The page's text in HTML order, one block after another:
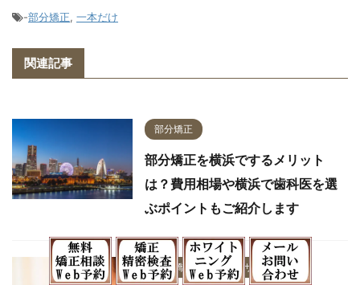
-部分矯正, 一本だけ
関連記事
部分矯正
部分矯正を横浜でするメリット
は？費用相場や横浜で歯科医を選
ぶポイントもご紹介します
部分矯正 インビザライン